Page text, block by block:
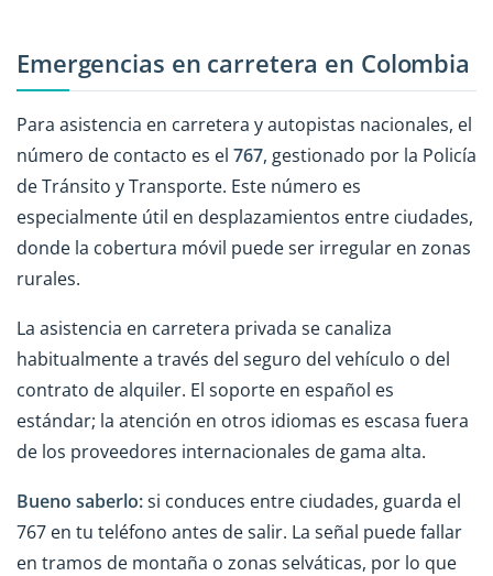
Emergencias en carretera en Colombia
Para asistencia en carretera y autopistas nacionales, el
número de contacto es el 767, gestionado por la Policía
de Tránsito y Transporte. Este número es
especialmente útil en desplazamientos entre ciudades,
donde la cobertura móvil puede ser irregular en zonas
rurales.
La asistencia en carretera privada se canaliza
habitualmente a través del seguro del vehículo o del
contrato de alquiler. El soporte en español es
estándar; la atención en otros idiomas es escasa fuera
de los proveedores internacionales de gama alta.
Bueno saberlo:si conduces entre ciudades, guarda el
767 en tu teléfono antes de salir. La señal puede fallar
en tramos de montaña o zonas selváticas, por lo que